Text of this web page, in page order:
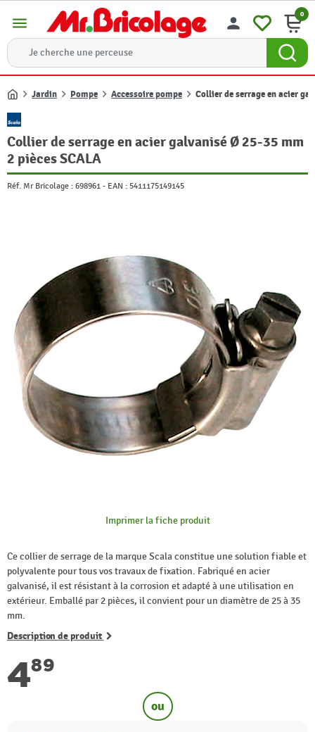
menu person 0
Accueil
Jardin Pompe Accessoire pompe Collier de serrage en acier
Collier de serrage en acier galvanisé Ø 25-35 mm
2 pièces SCALA
Réf. Mr Bricolage : 698961 - EAN : 5411175149145
Imprimer la fiche produit
Ce collier de serrage de la marque Scala constitue une solution fiable et
polyvalente pour tous vos travaux de fixation. Fabriqué en acier
galvanisé, il est résistant à la corrosion et adapté à une utilisation en
extérieur. Emballé par 2 pièces, il convient pour un diamètre de 25 à 35
mm.
Description de produit
489
ou